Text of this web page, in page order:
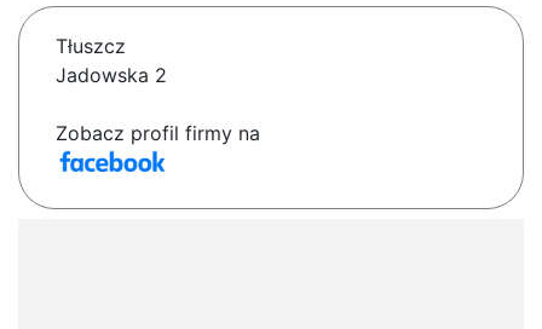
Tłuszcz
Jadowska 2
Zobacz profil firmy na